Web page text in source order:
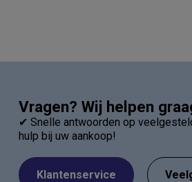
Vragen? Wij helpen
✔ Snelle antwoorden op
hulp bij uw aankoop!
Klantenservice